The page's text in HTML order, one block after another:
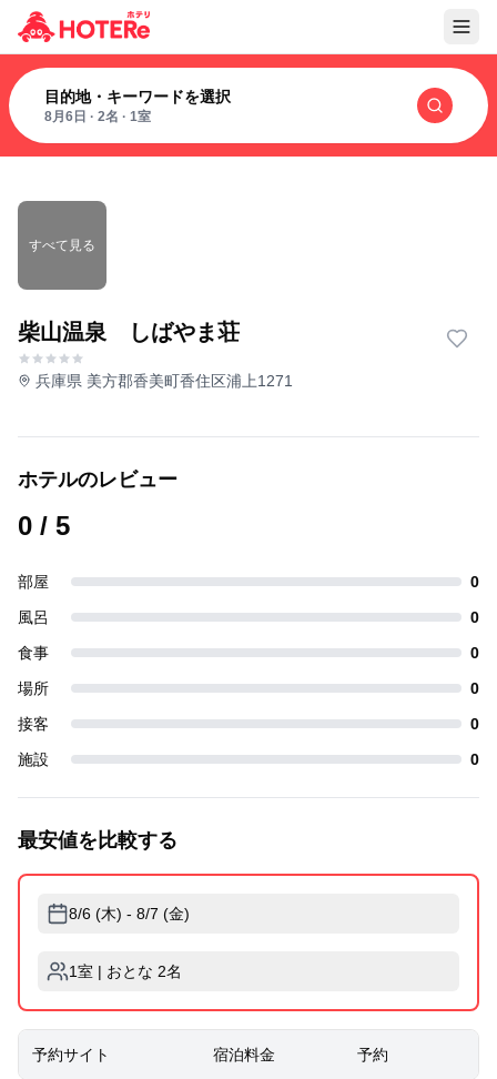
目的地・キーワードを選択
8月6日 · 2名 · 1室
すべて見る
柴山温泉 しばやま荘
兵庫県 美方郡香美町香住区浦上1271
ホテルのレビュー
0 / 5
部屋
0
風呂
0
食事
0
場所
0
接客
0
施設
0
最安値を比較する
8/6 (木) - 8/7 (金)
1室 | おとな 2名
予約サイト 宿泊料金 予約